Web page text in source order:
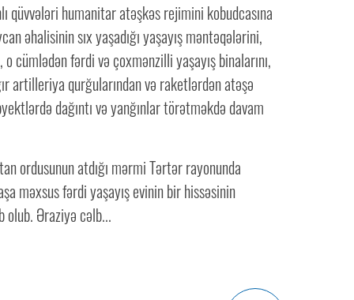
qüvvələri humanitar atəşkəs rejimini kobudcasına
əhalisinin sıx yaşadığı yaşayış məntəqələrini,
cümlədən fərdi və çoxmənzilli yaşayış binalarını,
artilleriya qurğularından və raketlərdən atəşə
dağıntı və yanğınlar törətməkdə davam
ordusunun atdığı mərmi Tərtər rayonunda
məxsus fərdi yaşayış evinin bir hissəsinin
olub. Əraziyə cəlb...